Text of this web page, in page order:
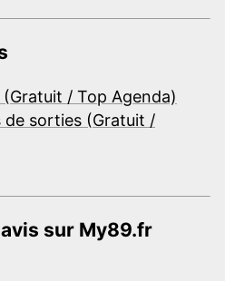
/ Top Agenda)
sorties (Gratuit /
sur My89.fr